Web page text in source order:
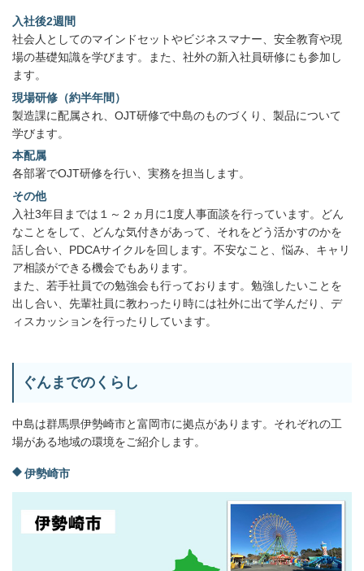
入社後2週間
社会人としてのマインドセットやビジネスマナー、安全教育や現
場の基礎知識を学びます。また、社外の新入社員研修にも参加し
ます。
現場研修（約半年間）
製造課に配属され、OJT研修で中島のものづくり、製品について
学びます。
本配属
各部署でOJT研修を行い、実務を担当します。
その他
入社3年目までは１～２ヵ月に1度人事面談を行っています。どん
なことをして、どんな気付きがあって、それをどう活かすのかを
話し合い、PDCAサイクルを回します。不安なこと、悩み、キャリ
ア相談ができる機会でもあります。
また、若手社員での勉強会も行っております。勉強したいことを
出し合い、先輩社員に教わったり時には社外に出て学んだり、デ
ィスカッションを行ったりしています。
ぐんまでのくらし
中島は群馬県伊勢崎市と富岡市に拠点があります。それぞれの工
場がある地域の環境をご紹介します。
伊勢崎市